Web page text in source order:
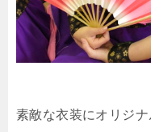
素敵な衣装にオリジ